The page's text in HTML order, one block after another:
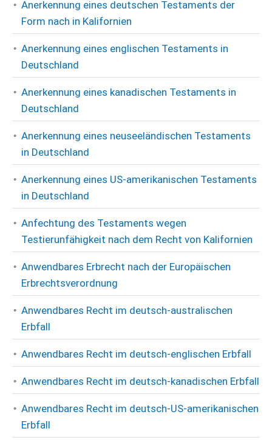
Anerkennung eines deutschen Testaments der
Form nach in Kalifornien
Anerkennung eines englischen Testaments in
Deutschland
Anerkennung eines kanadischen Testaments in
Deutschland
Anerkennung eines neuseeländischen Testaments
in Deutschland
Anerkennung eines US-amerikanischen Testaments
in Deutschland
Anfechtung des Testaments wegen
Testierunfähigkeit nach dem Recht von Kalifornien
Anwendbares Erbrecht nach der Europäischen
Erbrechtsverordnung
Anwendbares Recht im deutsch-australischen
Erbfall
Anwendbares Recht im deutsch-englischen Erbfall
Anwendbares Recht im deutsch-kanadischen Erbfall
Anwendbares Recht im deutsch-US-amerikanischen
Erbfall